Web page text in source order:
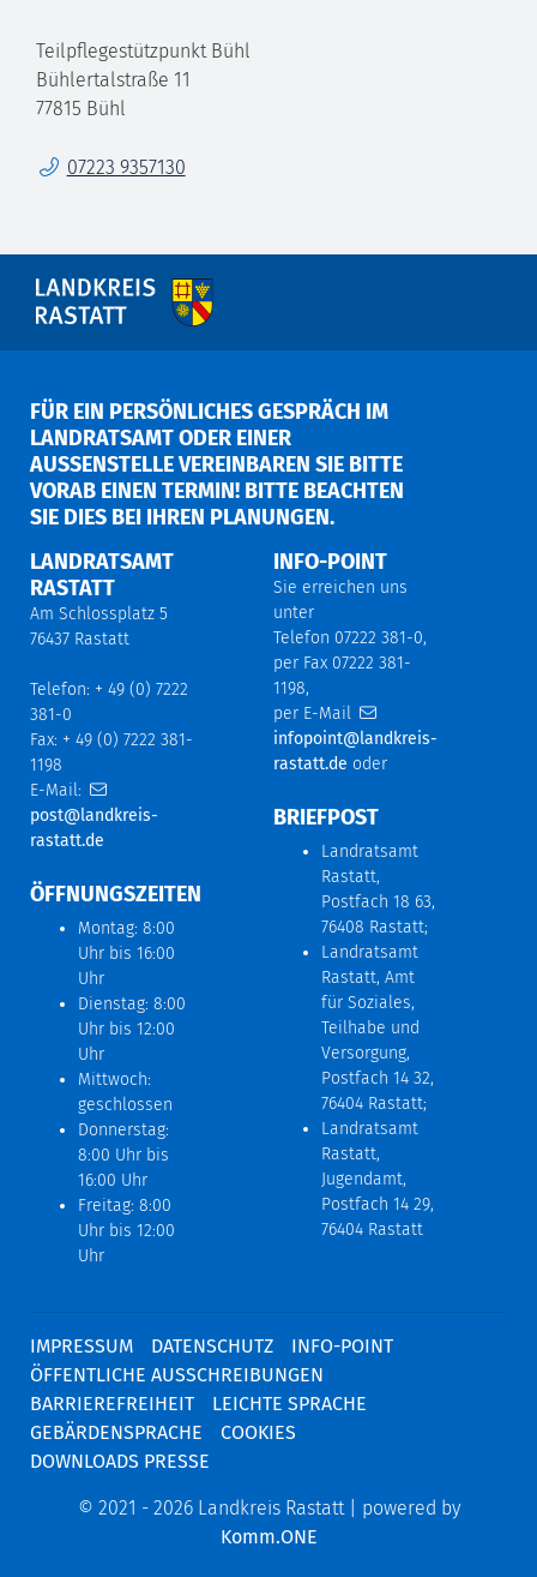
Teilpflegestützpunkt Bühl
Bühlertalstraße 11
77815 Bühl
Telefon07223 9357130
FÜR EIN PERSÖNLICHES GESPRÄCH IM
LANDRATSAMT ODER EINER
AUSSENSTELLE VEREINBAREN SIE BITTE V
ORAB EINEN TERMIN! BITTE BEACHTEN S
IE DIES BEI IHREN PLANUNGEN.
LANDRATSAMT
RASTATT
Am Schlossplatz 5
76437 Rastatt
Telefon: + 49 (0) 7222
381-0
Fax: + 49 (0) 7222 381-
1198
E-Mail:
post@landkreis-
rastatt.de
ÖFFNUNGSZEITEN
Montag: 8:00
Uhr bis 16:00
Uhr
Dienstag: 8:00
Uhr bis 12:00
Uhr
Mittwoch:
geschlossen
Donnerstag:
8:00 Uhr bis
16:00 Uhr
Freitag: 8:00
Uhr bis 12:00
Uhr
INFO-POINT
Sie erreichen uns
unter
Telefon 07222 381-0,
per Fax 07222 381-
1198,
per E-Mail
infopoint@landkreis-
rastatt.de oder
BRIEFPOST
Landratsamt
Rastatt,
Postfach 18 63,
76408 Rastatt;
Landratsamt
Rastatt, Amt
für Soziales,
Teilhabe und
Versorgung,
Postfach 14 32,
76404 Rastatt;
Landratsamt
Rastatt,
Jugendamt,
Postfach 14 29,
76404 Rastatt
IMPRESSUM DATENSCHUTZ
INFO-POINT
ÖFFENTLICHE AUSSCHREIBUNGEN
BARRIEREFREIHEIT
LEICHTE SPRACHE
GEBÄRDENSPRACHE
COOKIES
DOWNLOADS PRESSE
© 2021 - 2026 Landkreis Rastatt | powered by
Komm.ONE